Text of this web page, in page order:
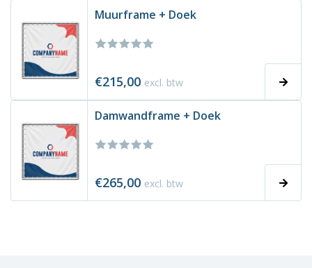
Muurframe + Doek
€215,00 excl. btw
Damwandframe + Doek
€265,00 excl. btw